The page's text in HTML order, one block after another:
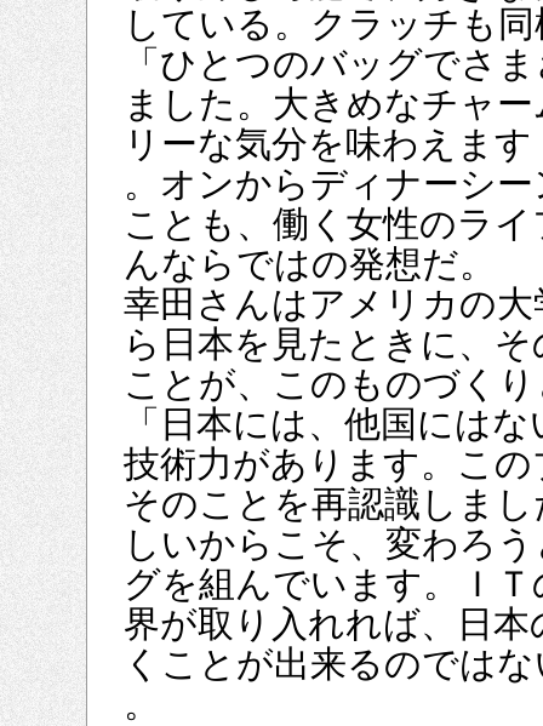
している。クラッチも
「ひとつのバッグでさ
ました。大きめなチャ
リーな気分を味わえます
。オンからディナーシ
ことも、働く女性のラ
んならではの発想だ。
幸田さんはアメリカの
ら日本を見たときに、
ことが、このものづく
「日本には、他国には
技術力があります。こ
そのことを再認識しま
しいからこそ、変わろ
グを組んでいます。Ｉ
界が取り入れれば、日
くことが出来るのでは
。